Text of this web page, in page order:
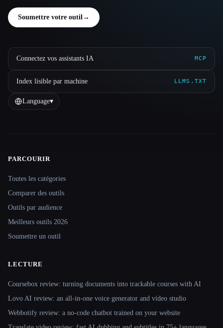
Soumettre votre outil →
Connectez vos assistants IA MCP
Index lisible par machine LLMS.TXT
Language▾
Site navigation
PARCOURIR
Toutes les catégories
Comparer des outils
Outils par audience
Meilleurs outils 2026
Soumettre un outil
LECTURE
Coursebox review: turning documents into trackable courses with AI
Lovo AI review: an all-in-one voice generator and video studio
Webbotify review: a no-code chatbot trained on your website